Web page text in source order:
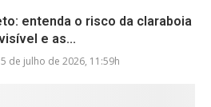
entenda o risco da claraboia
e as...
de julho de 2026, 11:59h